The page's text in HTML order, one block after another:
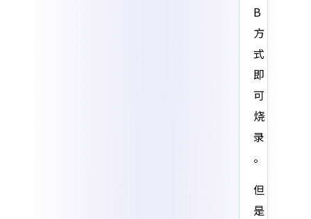
B
方
式
即
可
烧
录
。
但
是